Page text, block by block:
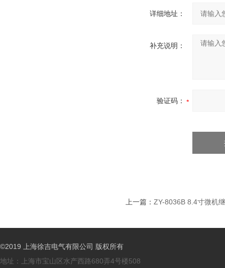
详细地址：
补充说明：
验证码：
上一篇： ZY-8036B 8.4寸微机
©2019 上海徐吉电气有限公司 版权所有
地址：上海市宝山区水产西路680弄4号楼508